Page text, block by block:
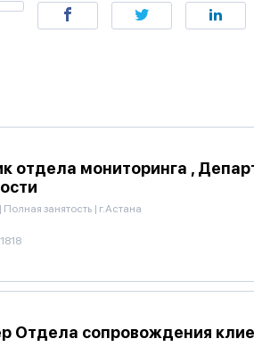
отдела мониторинга ,
| Полная занятость | г.Астана
1818
Отдела сопровождения